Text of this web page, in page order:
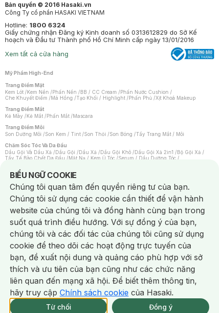
Giao Nhanh Miễn Phí 2H.
tại 337 Chi Nhánh (Trễ tặng 100K)
Bản quyền © 2016 Hasaki.vn
Công Ty cổ phần HASAKI VIETNAM
Hotline: 1800 6324
Giấy chứng nhận Đăng ký Kinh doanh số 0313612829 do Sở Kế
hoạch và Đầu tư Thành phố Hồ Chí Minh cấp ngày 13/01/2016
Xem tất cả cửa hàng
Mỹ Phẩm High-End
Trang Điểm Mặt
Kem Lót /Kem Nền /Phấn Nền /BB / CC Cream /Phấn Nước Cushion /
Che Khuyết Điểm /Má Hồng /Tạo Khối / Highlight /Phấn Phủ /Xịt Khoá Makeup
Trang Điểm Mắt
Kẻ Mày /Kẻ Mắt /Phấn Mắt /Mascara
Trang Điểm Môi
Son Dưỡng Môi /Son Kem / Tint /Son Thỏi /Son Bóng /Tẩy Trang Mắt / Môi
Chăm Sóc Tóc Và Da Đầu
Dầu Gội Và Dầu Xả /Dầu Gội /Dầu Xả /Dầu Gội Khô /Dầu Gội Xả 2in1 /Bộ Gội Xả /
Tẩy Tế Bào Chết Da Đầu /Mặt Nạ / Kem Ủ Tóc /Serum / Dầu Dưỡng Tóc /
Máy Sấy Tóc
Lược
Kem Tẩy Lông/Dụng Cụ Tẩy Lông
Nước Hoa
Nước Hoa Nam Nước Hoa Cao Cấp Xịt Thơm Toàn Thân
Nước Hoa Vùng Kín
Chăm Sóc Cá Nhân
Chống Muỗi
Khẩu Trang Máy Massage Mặt Nạ Xông Hơi/Nước Rửa Tay
Sản Phẩm Chăm Sóc Khác/ Bàn Chải Đánh Răng /Bàn Chải Điện/
Hỗ Trợ Trắng Răng / Kem Đánh Răng Máy Tăm Nước Nước Súc Miệng
Tăm / Chỉ Nha Khoa /Xịt Thơm Miệng / Dung Dịch Vệ Sinh/Dưỡng Vùng Kín/
Khăn Ướt Vệ Sinh Vùng Kín
/Băng Vệ Sinh Tampon Bọt Cạo Râu Dao Cạo Râu/
Máy Cạo Râu
Vấn Đề Về Da
Da Dầu / Lỗ Chân Lông To
Da Khô / Mất Nước /Da Lão Hóa / Da Mụn/
Da Nhạy Cảm / Kích Ứng/Da Xỉn Màu/Thâm / Nám / Tàn Nhang/
Quầng Thâm & Bọng Mắt/ Sẹo
Viêm Da Cơ Địa
Dụng Cụ / Phụ Kiện Chăm Sóc Da
/Khăn Lau Mặt Khô Dụng Cụ / Máy Rửa Mặt/Máy Chăm Sóc Da
BIỂU NGỮ COOKIE
Notice about cookies usage
Chúng tôi quan tâm đến quyền riêng tư của bạn.
Chúng tôi sử dụng các cookie cần thiết để vận hành
website của chúng tôi và đồng hành cùng bạn trong
suốt quá trình điều hướng. Với sự đồng ý của bạn,
chúng tôi và các đối tác của chúng tôi cũng sử dụng
cookie để theo dõi các hoạt động trực tuyến của
bạn, đề xuất nội dung và quảng cáo phù hợp với sở
thích và ưu tiên của bạn cũng như các chức năng
liên quan đến mạng xã hội. Để biết thêm thông tin,
hãy truy cập Chính sách cookie của Hasaki.
Từ chối Đồng ý